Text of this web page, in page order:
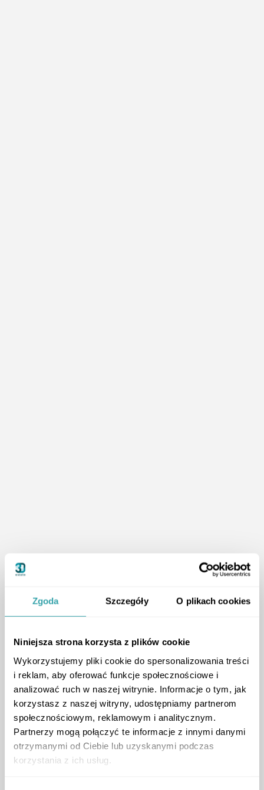
Zgoda Szczegóły O plikach cookies
Niniejsza strona korzysta z plików cookie
Wykorzystujemy pliki cookie do spersonalizowania treści
i reklam, aby oferować funkcje społecznościowe i
analizować ruch w naszej witrynie. Informacje o tym, jak
korzystasz z naszej witryny, udostępniamy partnerom
społecznościowym, reklamowym i analitycznym.
Partnerzy mogą połączyć te informacje z innymi danymi
otrzymanymi od Ciebie lub uzyskanymi podczas
korzystania z ich usług.